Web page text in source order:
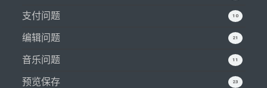
10
支付问题
21
编辑问题
11
音乐问题
23
预览保存